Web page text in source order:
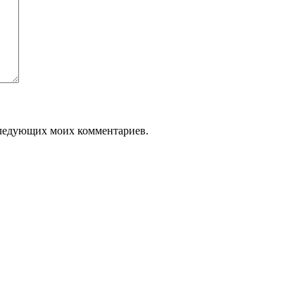
моих комментариев.